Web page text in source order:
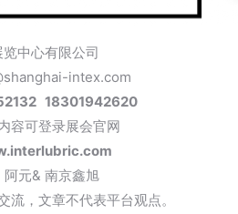
中心有限公司
intex.com
18301942620
容可登录展会官网
阿元& 南京鑫旭
流，文章不代表平台观点。